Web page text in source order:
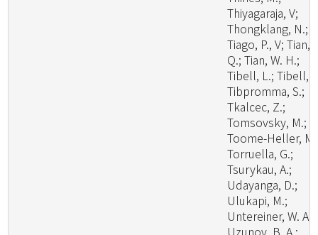
Thiyagaraja, V;
Thongklang, N.;
Tiago, P., V; Tian,
Q.; Tian, W. H.;
Tibell, L.; Tibell,
Tibpromma, S.;
Tkalcec, Z.;
Tomsovsky, M.;
Toome-Heller,
Torruella, G.;
Tsurykau, A.;
Udayanga, D.;
Ulukapi, M.;
Untereiner, W. A.;
Uzunov, B. A.;